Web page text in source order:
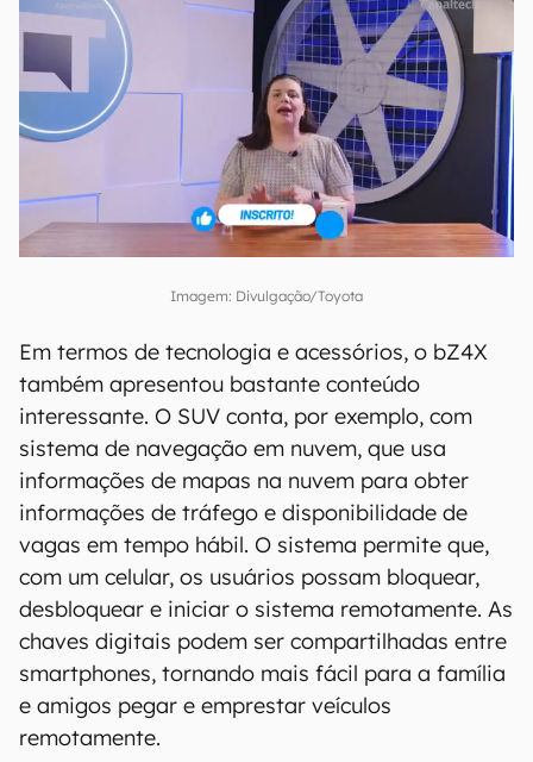
Imagem: Divulgação/Toyota
Em termos de tecnologia e acessórios, o bZ4X
também apresentou bastante conteúdo
interessante. O SUV conta, por exemplo, com
sistema de navegação em nuvem, que usa
informações de mapas na nuvem para obter
informações de tráfego e disponibilidade de
vagas em tempo hábil. O sistema permite que,
com um celular, os usuários possam bloquear,
desbloquear e iniciar o sistema remotamente. As
chaves digitais podem ser compartilhadas entre
smartphones, tornando mais fácil para a família
e amigos pegar e emprestar veículos
remotamente.